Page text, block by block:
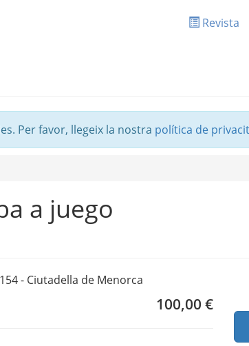
Revista
Per favor, llegeix la nostra política de
a juego
- Ciutadella de Menorca
100,00 €